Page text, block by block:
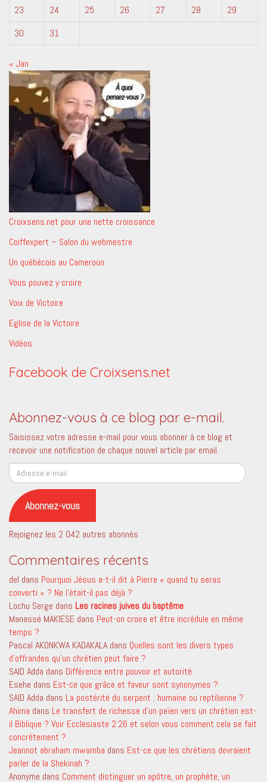
23
24 25 26 27 28
29
30
31
« Jan
Croixsens.net pour une nette croissance
Coiffexpert – Salon du webmestre
Un québécois au Cameroun
Vous pouvez y croire
Voix de Victoire
Eglise de la Victoire
Vidéos
Facebook de Croixsens.net
Abonnez-vous à ce blog par e-mail.
Saisissez votre adresse e-mail pour vous abonner à ce blog et
recevoir une notification de chaque nouvel article par email.
Adresse
e-
mail
Abonnez-vous
Rejoignez les 2 042 autres abonnés
Commentaires récents
del dans Pourquoi Jésus a-t-il dit à Pierre « quand tu seras
converti » ? Ne l’était-il pas déjà ?
Lochu Serge dans Les racines juives du baptême
Manassé MAKIESE dans Peut-on croire et être incrédule en même
temps ?
Pascal AKONKWA KADAKALA dans Quelles sont les divers types
d’offrandes qu’un chrétien peut faire ?
SAID Adda dans Différence entre pouvoir et autorité
Esehe dans Est-ce que grâce et faveur sont synonymes ?
SAID Adda dans La postérité du serpent ; humaine ou reptilienne ?
Ahima dans Le transfert de richesse d’un païen vers un chrétien est-
il Biblique ? Voir Ecclesiaste 2:26 et selon vous comment cela se fait
concrètement ?
Jeannot abraham mwamba dans Est-ce que les chrétiens devraient
parler de la Shekinah ?
Anonyme dans Comment distinguer un apôtre, un prophète, un